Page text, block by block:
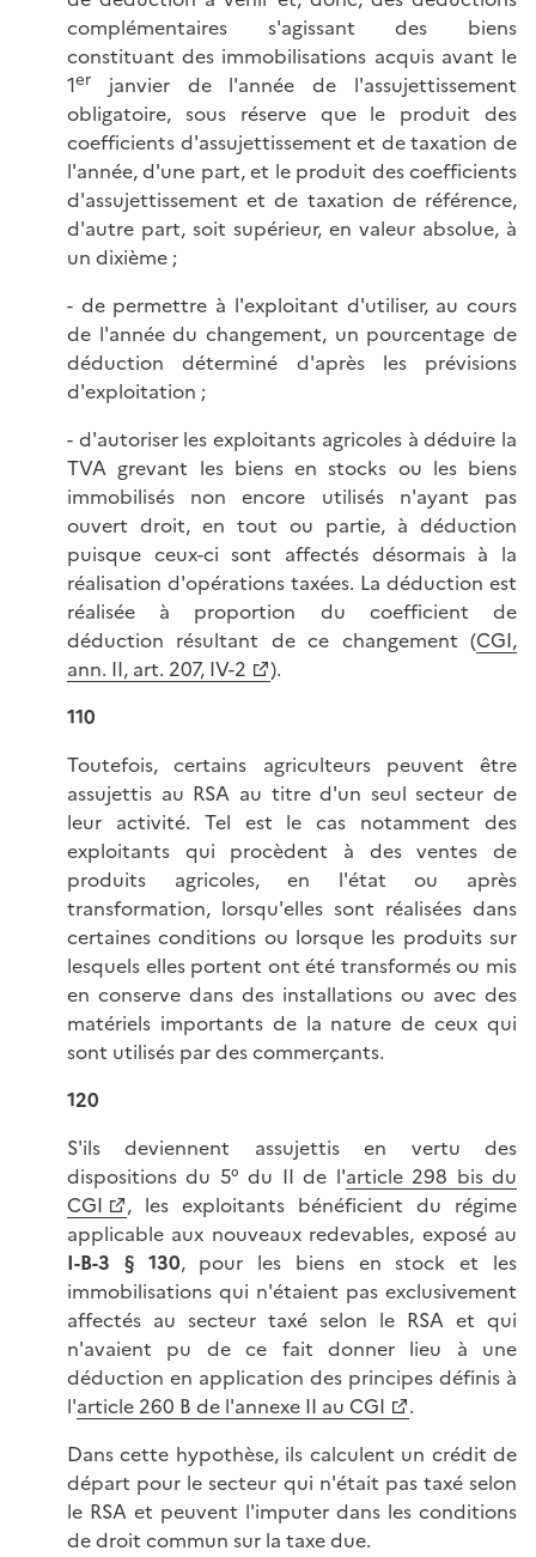
complémentaires s'agissant des biens
constituant des immobilisations acquis avant le
1er janvier de l'année de l'assujettissement
obligatoire, sous réserve que le produit des
coefficients d'assujettissement et de taxation de
l'année, d'une part, et le produit des coefficients
d'assujettissement et de taxation de référence,
d'autre part, soit supérieur, en valeur absolue, à
un dixième ;
- de permettre à l'exploitant d'utiliser, au cours
de l'année du changement, un pourcentage de
déduction déterminé d'après les prévisions
d'exploitation ;
- d'autoriser les exploitants agricoles à déduire la
TVA grevant les biens en stocks ou les biens
immobilisés non encore utilisés n'ayant pas
ouvert droit, en tout ou partie, à déduction
puisque ceux-ci sont affectés désormais à la
réalisation d'opérations taxées. La déduction est
réalisée à proportion du coefficient de
déduction résultant de ce changement (CGI,
ann. II, art. 207, IV-2
).
110
Toutefois, certains agriculteurs peuvent être
assujettis au RSA au titre d'un seul secteur de
leur activité. Tel est le cas notamment des
exploitants qui procèdent à des ventes de
produits agricoles, en l'état ou après
transformation, lorsqu'elles sont réalisées dans
certaines conditions ou lorsque les produits sur
lesquels elles portent ont été transformés ou mis
en conserve dans des installations ou avec des
matériels importants de la nature de ceux qui
sont utilisés par des commerçants.
120
S'ils deviennent assujettis en vertu des
dispositions du 5° du II de l'article 298 bis du
CGI
, les exploitants bénéficient du régime
applicable aux nouveaux redevables, exposé au
I-B-3 § 130, pour les biens en stock et les
immobilisations qui n'étaient pas exclusivement
affectés au secteur taxé selon le RSA et qui
n'avaient pu de ce fait donner lieu à une
déduction en application des principes définis à
l'article 260 B de l'annexe II au CGI
.
Dans cette hypothèse, ils calculent un crédit de
départ pour le secteur qui n'était pas taxé selon
le RSA et peuvent l'imputer dans les conditions
de droit commun sur la taxe due.